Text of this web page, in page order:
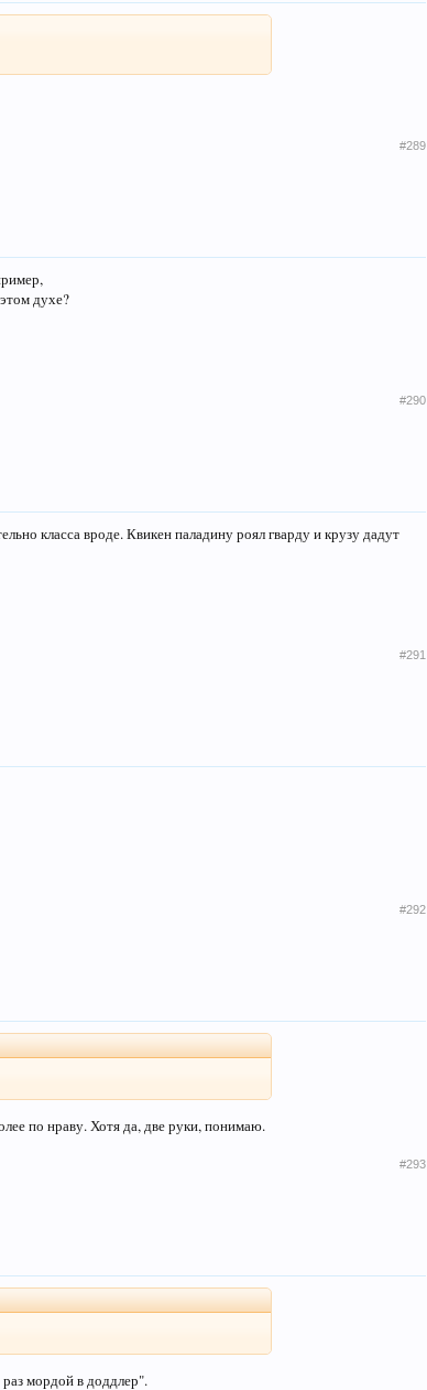
#289
духе?
#290
класса вроде. Квикен паладину роял гварду и крузу дадут
#291
#292
по нраву. Хотя да, две руки, понимаю.
#293
мордой в доддлер".